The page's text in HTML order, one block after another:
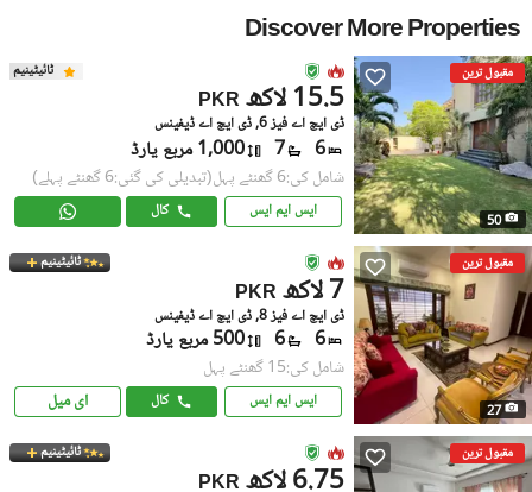
Discover More Properties
مقبول ترین
50
ٹائیٹینیم
PKR 15.5 لاکھ
ڈی ایچ اے فیز 6, ڈی ایچ اے ڈیفینس
6
7 1,000 مربع یارڈ
شامل کی:6 گھنٹے پہل (تبدیلی کی گئی:6 گھنٹے پہلے)
ایس ایم ایس کال
مقبول ترین
27
ٹائیٹینیم
PKR 7 لاکھ
ڈی ایچ اے فیز 8, ڈی ایچ اے ڈیفینس
6
6 500 مربع یارڈ
شامل کی:15 گھنٹے پہل
ایس ایم ایس کال ای میل
مقبول ترین ٹائیٹینیم
PKR 6.75 لاکھ